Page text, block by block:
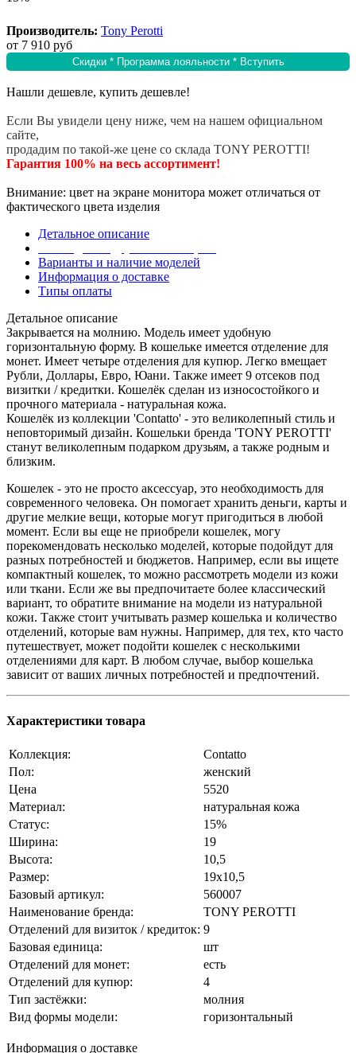
Производитель: Tony Perotti
от 7 910 руб
Скидки * Программа лояльности * Вступить
Нашли дешевле, купить дешевле!
Если Вы увидели цену ниже, чем на нашем официальном
сайте,
продадим по такой-же цене со склада TONY PEROTTI!
Гарантия 100% на весь ассортимент!
Внимание: цвет на экране монитора может отличаться от
фактического цвета изделия
Детальное описание
Варианты и наличие моделей
Информация о доставке
Типы оплаты
Детальное описание
Закрывается на молнию. Модель имеет удобную
горизонтальную форму. В кошельке имеется отделение для
монет. Имеет четыре отделения для купюр. Легко вмещает
Рубли, Доллары, Евро, Юани. Также имеет 9 отсеков под
визитки / кредитки. Кошелёк сделан из износостойкого и
прочного материала - натуральная кожа.
Кошелёк из коллекции 'Contatto' - это великолепный стиль и
неповторимый дизайн. Кошельки бренда 'TONY PEROTTI'
станут великолепным подарком друзьям, а также родным и
близким.
Кошелек - это не просто аксессуар, это необходимость для
современного человека. Он помогает хранить деньги, карты и
другие мелкие вещи, которые могут пригодиться в любой
момент. Если вы еще не приобрели кошелек, могу
порекомендовать несколько моделей, которые подойдут для
разных потребностей и бюджетов. Например, если вы ищете
компактный кошелек, то можно рассмотреть модели из кожи
или ткани. Если же вы предпочитаете более классический
вариант, то обратите внимание на модели из натуральной
кожи. Также стоит учитывать размер кошелька и количество
отделений, которые вам нужны. Например, для тех, кто часто
путешествует, может подойти кошелек с несколькими
отделениями для карт. В любом случае, выбор кошелька
зависит от ваших личных потребностей и предпочтений.
Характеристики товара
Коллекция:
Contatto
Пол:
женский
Цена
5520
Материал:
натуральная кожа
Статус:
15%
Ширина:
19
Высота:
10,5
Размер:
19x10,5
Базовый артикул:
560007
Наименование бренда:
TONY PEROTTI
Отделений для визиток / кредиток: 9
Базовая единица:
шт
Отделений для монет:
есть
Отделений для купюр:
4
Тип застёжки:
молния
Вид формы модели:
горизонтальный
Информация о доставке